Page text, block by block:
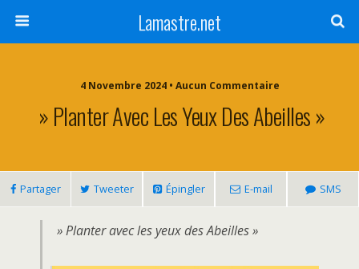
Lamastre.net
4 Novembre 2024 • Aucun Commentaire
» Planter Avec Les Yeux Des Abeilles »
Partager Tweeter Épingler E-mail SMS
» Planter avec les yeux des Abeilles »